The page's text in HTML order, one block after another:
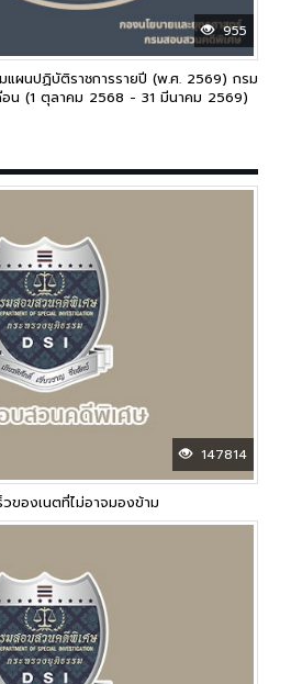
955
แผนปฏิบัติราชการรายปี (พ.ศ. 2569) กรม
น (1 ตุลาคม 2568 - 31 มีนาคม 2569)
147814
วของเนตที่ไม่อาจมองข้าม